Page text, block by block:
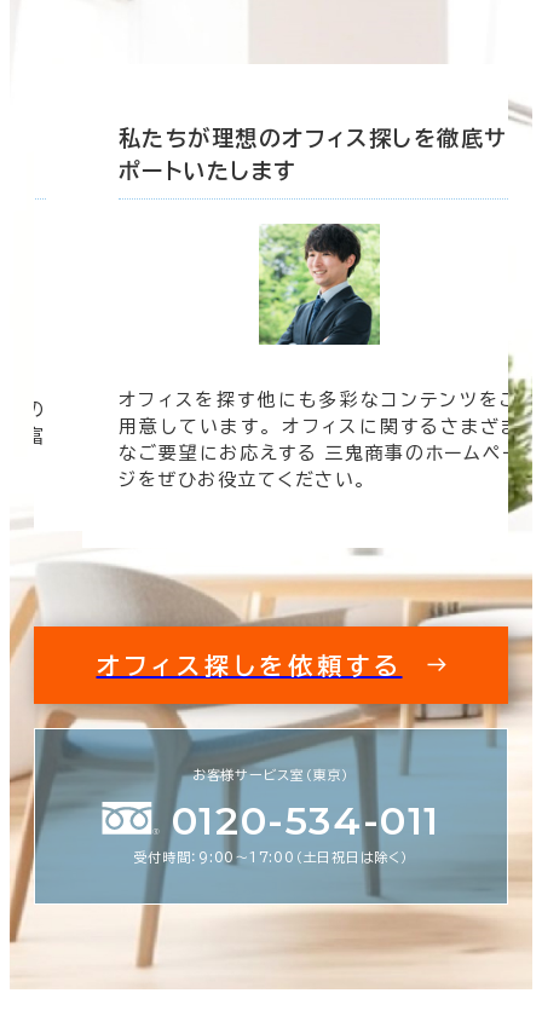
の
豊富
私たちが理想のオフィス探しを徹底サ
ポートいたします
オフィスを探す他にも多彩なコンテンツをご
用意しています。 オフィスに関するさまざま
なご要望にお応えする 三鬼商事のホームペー
ジをぜひお役立てください。
オフィス探しを依頼する
お客様サービス室（東京）
0120-534-011
受付時間：9:00〜17:00（土日祝日は除く）